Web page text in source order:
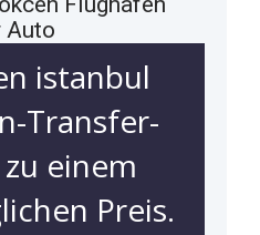
Auto
istanbul
Transfer-
einem
Preis.